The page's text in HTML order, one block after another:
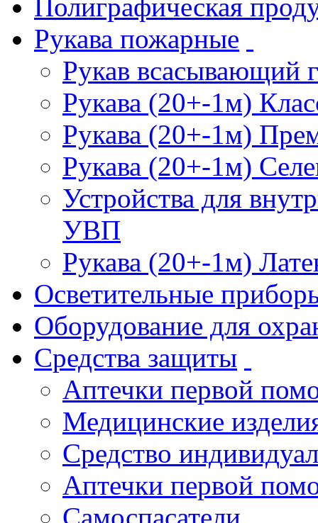
Полиграфическая
Рукава пожарные
Рукав всасывающий
Рукава (20+-1м)
Рукава (20+-1м)
Рукава (20+-1м)
Устройства для
УВП
Рукава (20+-1м)
Осветительные
Оборудование для
Средства защиты
Аптечки первой
Медицинские
Средство
Аптечки первой
Самоспасатели